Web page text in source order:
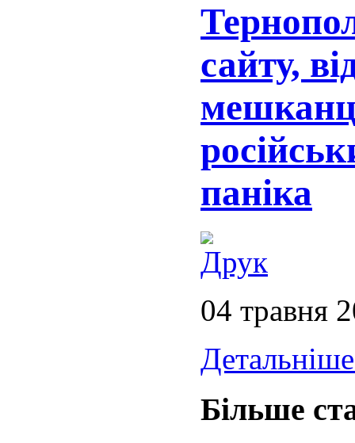
сайту,
паніка
04 травня
Більше